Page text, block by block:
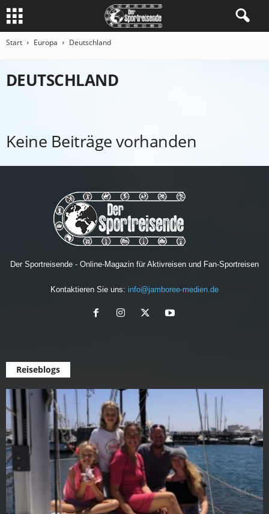
Start Europa Deutschland
DEUTSCHLAND
Keine Beiträge vorhanden
Der Sportreisende - Online-Magazin für Aktivreisen und Fan-Sportreisen
Kontaktieren Sie uns: info@jamboree-medien.de
Reiseblogs